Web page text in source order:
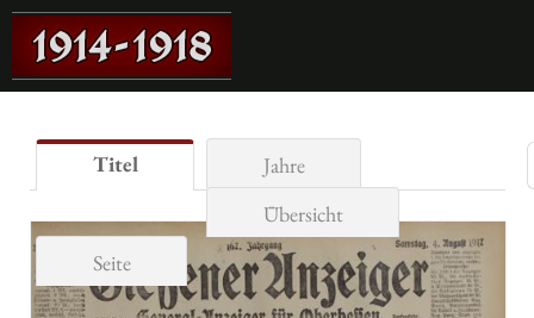
Titel
Jahre
Übersicht
Seite